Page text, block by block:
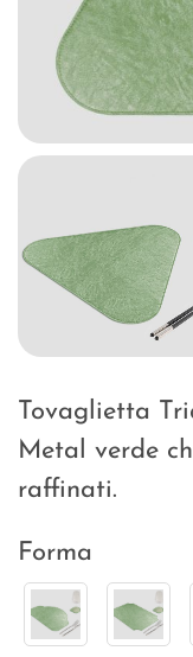
Tovaglietta
Metal verde
raffinati.
Forma